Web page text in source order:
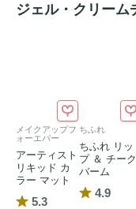
ジェル・クリーム
メイクアップフ
ォーエバー
アーティスト
リキッド カ
ラー マット
5.3
ちふれ
ちふれ リッ
プ ＆ チーク
バーム
4.9